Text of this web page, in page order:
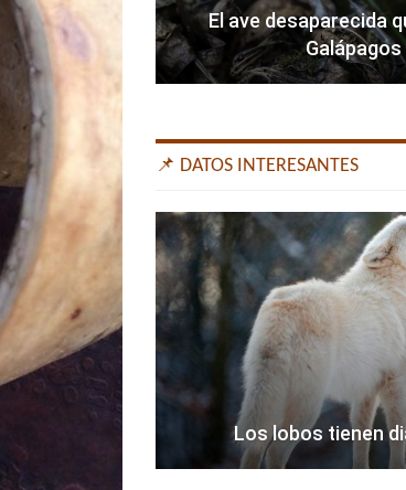
El ave desaparecida
Galápagos
📌 DATOS INTERESANTES
Los lobos tienen